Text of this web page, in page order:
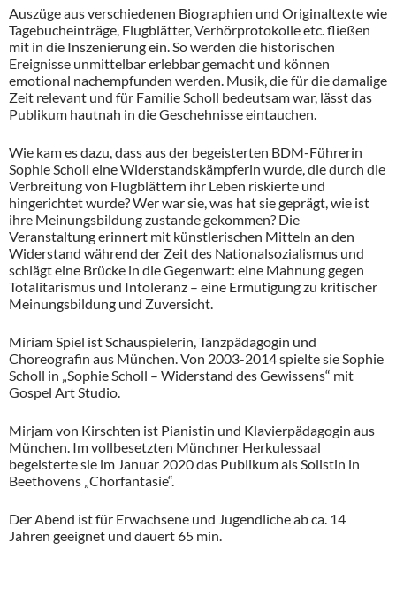
Auszüge aus verschiedenen Biographien und Originaltexte wie
Tagebucheinträge, Flugblätter, Verhörprotokolle etc. fließen
mit in die Inszenierung ein. So werden die historischen
Ereignisse unmittelbar erlebbar gemacht und können
emotional nachempfunden werden. Musik, die für die damalige
Zeit relevant und für Familie Scholl bedeutsam war, lässt das
Publikum hautnah in die Geschehnisse eintauchen.
Wie kam es dazu, dass aus der begeisterten BDM-Führerin
Sophie Scholl eine Widerstandskämpferin wurde, die durch die
Verbreitung von Flugblättern ihr Leben riskierte und
hingerichtet wurde? Wer war sie, was hat sie geprägt, wie ist
ihre Meinungsbildung zustande gekommen? Die
Veranstaltung erinnert mit künstlerischen Mitteln an den
Widerstand während der Zeit des Nationalsozialismus und
schlägt eine Brücke in die Gegenwart: eine Mahnung gegen
Totalitarismus und Intoleranz – eine Ermutigung zu kritischer
Meinungsbildung und Zuversicht.
Miriam Spiel ist Schauspielerin, Tanzpädagogin und
Choreografin aus München. Von 2003-2014 spielte sie Sophie
Scholl in „Sophie Scholl – Widerstand des Gewissens“ mit
Gospel Art Studio.
Mirjam von Kirschten ist Pianistin und Klavierpädagogin aus
München. Im vollbesetzten Münchner Herkulessaal
begeisterte sie im Januar 2020 das Publikum als Solistin in
Beethovens „Chorfantasie“.
Der Abend ist für Erwachsene und Jugendliche ab ca. 14
Jahren geeignet und dauert 65 min.